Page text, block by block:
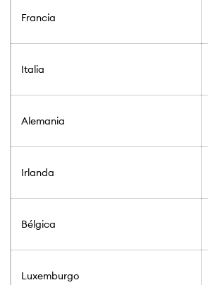
Francia
Italia
Alemania
Irlanda
Bélgica
Luxemburgo